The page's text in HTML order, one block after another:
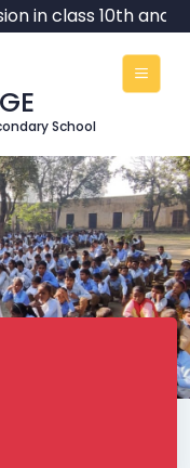
class 10th and
School